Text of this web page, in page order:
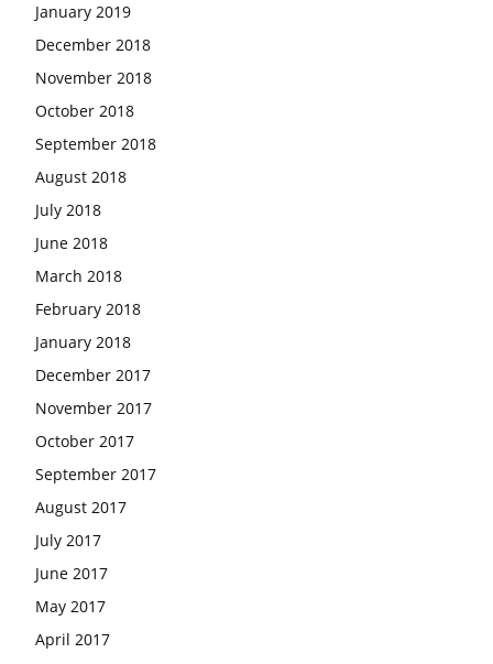
January 2019
December 2018
November 2018
October 2018
September 2018
August 2018
July 2018
June 2018
March 2018
February 2018
January 2018
December 2017
November 2017
October 2017
September 2017
August 2017
July 2017
June 2017
May 2017
April 2017